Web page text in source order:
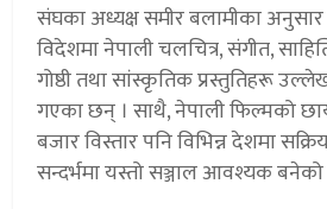
संघका अध्यक्ष समीर बलामीका
विदेशमा नेपाली चलचित्र, संगीत,
गोष्ठी तथा सांस्कृतिक प्रस्तुतिहरू
गएका छन् । साथै, नेपाली फिल्मको
बजार विस्तार पनि विभिन्न देशमा
सन्दर्भमा यस्तो सञ्जाल आवश्यक